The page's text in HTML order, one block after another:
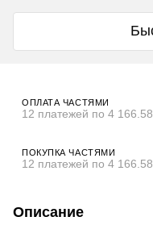
ОПЛАТА ЧАСТЯМИ
12 платежей по 4 166.58
ПОКУПКА ЧАСТЯМИ
12 платежей по 4 166.58
Описание